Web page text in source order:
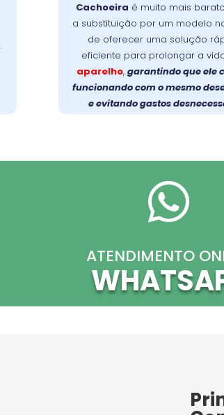
Cachoeira é muito mais
a substituição por um modelo
de oferecer uma solução
eficiente para prolongar a
aparelho,garantindo que ele
funcionando com o mesmo
e evitando gastos
evita trocas caras e devolve a
original ao seu
Faça a
escolha
prolongue a vida
útil da sua lava-louças com
profissional e de

ATENDIMENTO